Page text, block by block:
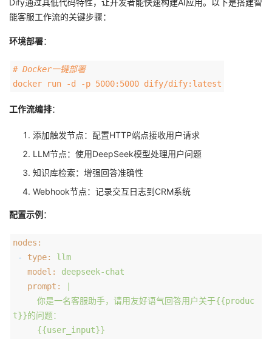
Dify通过其低代码特性，让开发者能快速构建AI应用。以下是搭建智
能客服工作流的关键步骤：
环境部署：
# Docker一键部署
docker run -d -p 5000:5000 dify/dify:latest
工作流编排：
添加触发节点：配置HTTP端点接收用户请求
LLM节点：使用DeepSeek模型处理用户问题
知识库检索：增强回答准确性
Webhook节点：记录交互日志到CRM系统
配置示例 ：
nodes:
-
type:
llm
model:
deepseek-chat
prompt:
你是一名客服助手，请用友好语气回答用户关于{{produc
t}}的问题：
{{user_input}}